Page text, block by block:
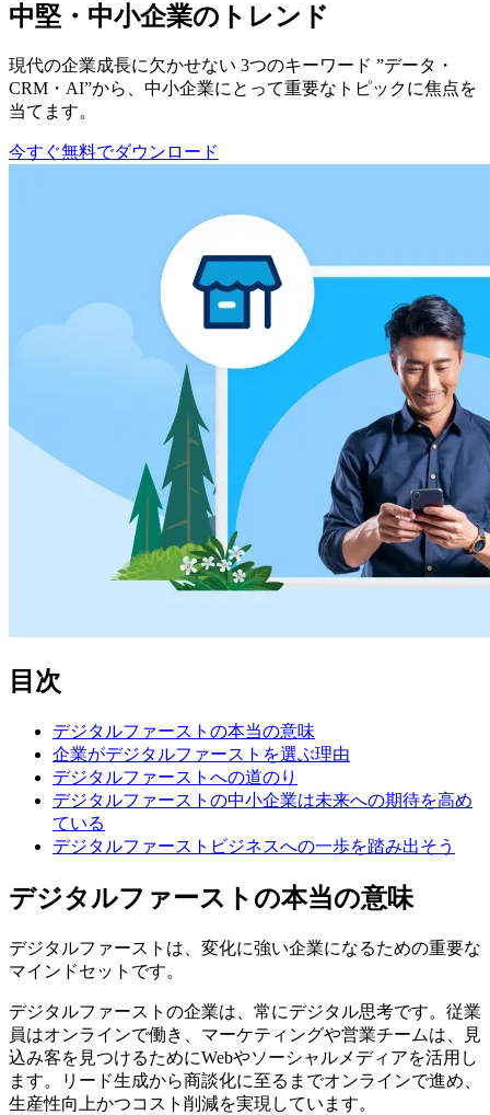
中堅・中小企業のトレンド
現代の企業成長に欠かせない 3つのキーワード ”データ・
CRM・AI”から、中小企業にとって重要なトピックに焦点を
当てます。
今すぐ無料でダウンロード
目次
デジタルファーストの本当の意味
企業がデジタルファーストを選ぶ理由
デジタルファーストへの道のり
デジタルファーストの中小企業は未来への期待を高め
ている
デジタルファーストビジネスへの一歩を踏み出そう
デジタルファーストの本当の意味
デジタルファーストは、変化に強い企業になるための重要な
マインドセットです。
デジタルファーストの企業は、常にデジタル思考です。従業
員はオンラインで働き、マーケティングや営業チームは、見
込み客を見つけるためにWebやソーシャルメディアを活用し
ます。リード生成から商談化に至るまでオンラインで進め、
生産性向上かつコスト削減を実現しています。